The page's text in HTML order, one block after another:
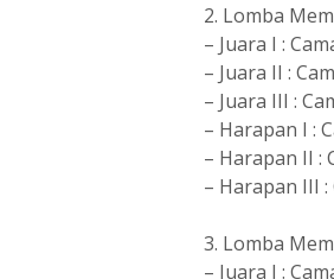
2. Lomba
– Juara I :
– Juara II :
– Juara III :
– Harapan I :
– Harapan II :
– Harapan III
3. Lomba
– Juara I :